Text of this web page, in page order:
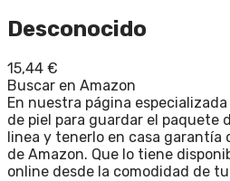
Desconocido
15,44 €
Buscar en Amazon
En nuestra página
de piel para guardar el paquete
linea y tenerlo en casa garantía
de Amazon. Que lo tiene
online desde la comodidad de